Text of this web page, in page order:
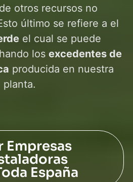
otros recursos no
último se refiere a el
el cual se puede
los excedentes de
producida en nuestra
planta.
Empresas
España